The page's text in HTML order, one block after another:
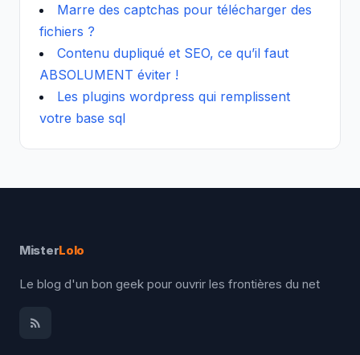
Marre des captchas pour télécharger des
fichiers ?
Contenu dupliqué et SEO, ce qu’il faut
ABSOLUMENT éviter !
Les plugins wordpress qui remplissent
votre base sql
MisterLolo
Le blog d'un bon geek pour ouvrir les frontières du net